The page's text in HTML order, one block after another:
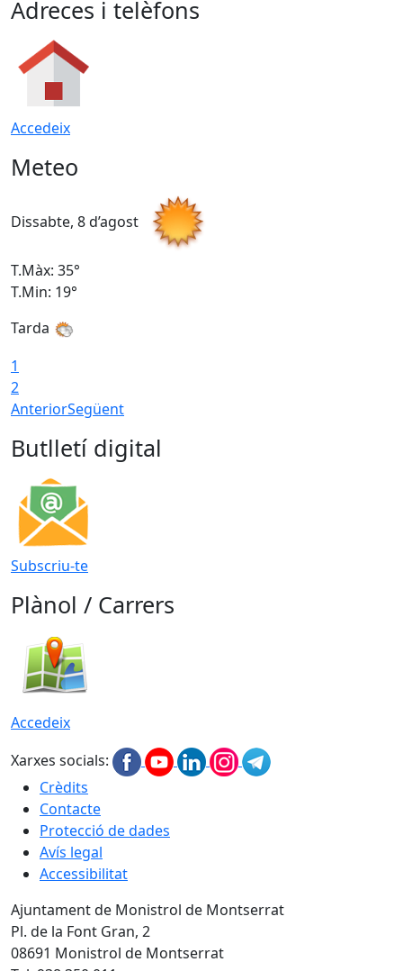
Adreces i telèfons
Accedeix
Meteo
Dissabte, 8 d’agost
T.Màx: 35°
T.Min: 19°
Tarda
1
2
AnteriorSegüent
Butlletí digital
Subscriu-te
Plànol / Carrers
Accedeix
Xarxes socials:
Crèdits
Contacte
Protecció de dades
Avís legal
Accessibilitat
Ajuntament de Monistrol de Montserrat
Pl. de la Font Gran, 2
08691 Monistrol de Montserrat